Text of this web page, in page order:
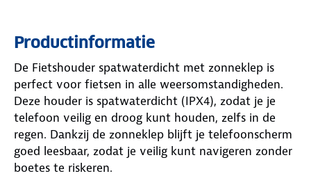
Productinformatie
De Fietshouder spatwaterdicht met zonneklep is
perfect voor fietsen in alle weersomstandigheden.
Deze houder is spatwaterdicht (IPX4), zodat je je
telefoon veilig en droog kunt houden, zelfs in de
regen. Dankzij de zonneklep blijft je telefoonscherm
goed leesbaar, zodat je veilig kunt navigeren zonder
boetes te riskeren.